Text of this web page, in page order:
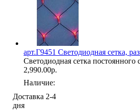
арт.Г9451 Светодиодная сетка,
Светодиодная сетка
2,990.00р.
Наличие:
Доставка 2-4
дня